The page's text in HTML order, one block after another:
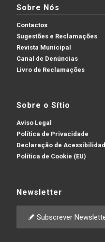
Sobre Nós
Contactos
Sugestões e Reclamações
Revista Municipal
Canal de Denúncias
Livro de Reclamações
Sobre o Sítio
Aviso Legal
Política de Privacidade
Declaração de
Política de Cookie (EU)
Newsletter
Subscrever